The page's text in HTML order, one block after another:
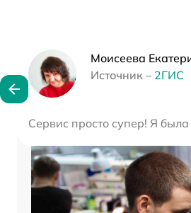
Моисеева
Источник – 2ГИС
Сервис просто супер! Я
Наши